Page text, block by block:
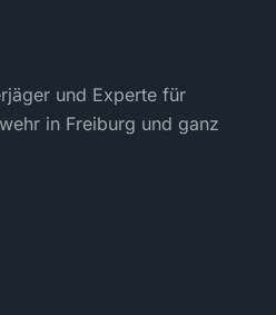
und Experte für
in Freiburg und ganz